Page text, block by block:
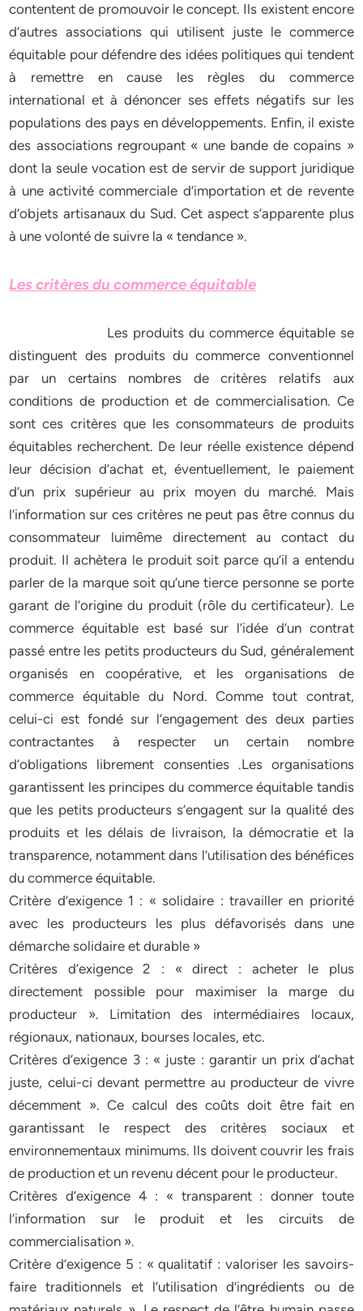
contentent de promouvoir le concept. Ils existent encore
d’autres associations qui utilisent juste le commerce
équitable pour défendre des idées politiques qui tendent
à remettre en cause les règles du commerce
international et à dénoncer ses effets négatifs sur les
populations des pays en développements. Enfin, il existe
des associations regroupant « une bande de copains »
dont la seule vocation est de servir de support juridique
à une activité commerciale d’importation et de revente
d’objets artisanaux du Sud. Cet aspect s’apparente plus
à une volonté de suivre la « tendance ».
Les critères du commerce équitable
Les produits du commerce équitable se
distinguent des produits du commerce conventionnel
par un certains nombres de critères relatifs aux
conditions de production et de commercialisation. Ce
sont ces critères que les consommateurs de produits
équitables recherchent. De leur réelle existence dépend
leur décision d’achat et, éventuellement, le paiement
d’un prix supérieur au prix moyen du marché. Mais
l’information sur ces critères ne peut pas être connus du
consommateur luimême directement au contact du
produit. Il achètera le produit soit parce qu’il a entendu
parler de la marque soit qu’une tierce personne se porte
garant de l’origine du produit (rôle du certificateur). Le
commerce équitable est basé sur l’idée d’un contrat
passé entre les petits producteurs du Sud, généralement
organisés en coopérative, et les organisations de
commerce équitable du Nord. Comme tout contrat,
celui-ci est fondé sur l’engagement des deux parties
contractantes à respecter un certain nombre
d’obligations librement consenties .Les organisations
garantissent les principes du commerce équitable tandis
que les petits producteurs s’engagent sur la qualité des
produits et les délais de livraison, la démocratie et la
transparence, notamment dans l’utilisation des bénéfices
du commerce équitable.
Critère d’exigence 1 : « solidaire : travailler en priorité
avec les producteurs les plus défavorisés dans une
démarche solidaire et durable »
Critères d’exigence 2 : « direct : acheter le plus
directement possible pour maximiser la marge du
producteur ». Limitation des intermédiaires locaux,
régionaux, nationaux, bourses locales, etc.
Critères d’exigence 3 : « juste : garantir un prix d’achat
juste, celui-ci devant permettre au producteur de vivre
décemment ». Ce calcul des coûts doit être fait en
garantissant le respect des critères sociaux et
environnementaux minimums. Ils doivent couvrir les frais
de production et un revenu décent pour le producteur.
Critères d’exigence 4 : « transparent : donner toute
l’information sur le produit et les circuits de
commercialisation ».
Critère d’exigence 5 : « qualitatif : valoriser les savoirs-
faire traditionnels et l’utilisation d’ingrédients ou de